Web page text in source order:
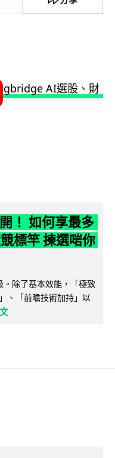
！ 如何享最多
標竿 揀選啱你
除了基本效能，「極致
、「前瞻技術加持」以